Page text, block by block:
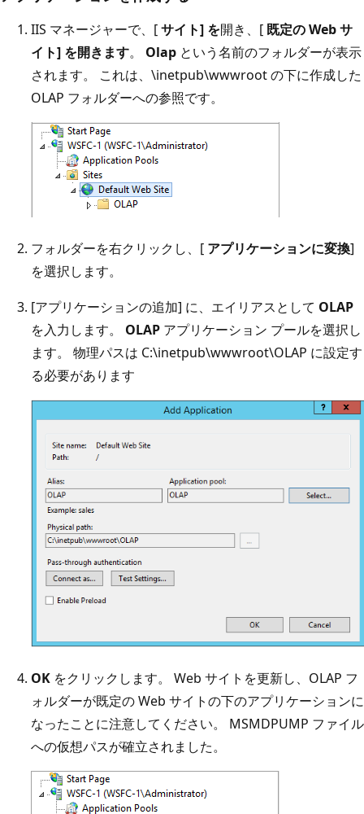
IIS マネージャーで、[サイト] を開き、[ 既定の Web サ
イト] を開きます。 Olap という名前のフォルダーが表示
されます。 これは、\inetpub\wwwroot の下に作成した
OLAP フォルダーへの参照です。
フォルダーを右クリックし、[ アプリケーションに変換]
を選択します。
[アプリケーションの追加] に、エイリアスとして OLAP
を入力します。 OLAP アプリケーション プールを選択し
ます。 物理パスは C:\inetpub\wwwroot\OLAP に設定す
る必要があります
OK をクリックします。 Web サイトを更新し、OLAP フ
ォルダーが既定の Web サイトの下のアプリケーションに
なったことに注意してください。 MSMDPUMP ファイル
への仮想パスが確立されました。